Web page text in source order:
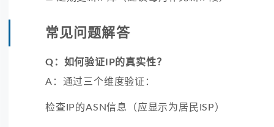
常见问题解答
Q：如何验证IP的真实性？
A：通过三个维度验证：
检查IP的ASN信息（应显示为居民ISP）